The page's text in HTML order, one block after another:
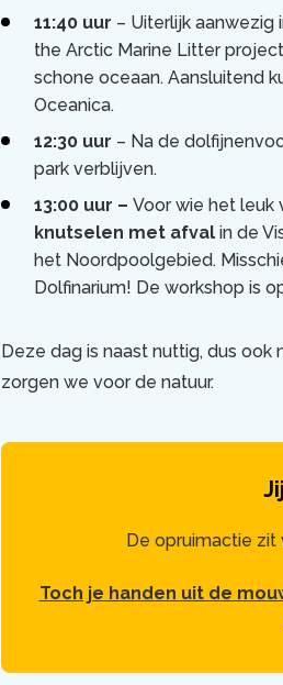
11:40 uur – Uiterlijk aanwezig
the Arctic Marine Litter
schone oceaan. Aansluitend
Oceanica.
12:30 uur – Na de
park verblijven.
13:00 uur – Voor wie het leuk
knutselen met afval in de
het Noordpoolgebied.
Dolfinarium! De workshop is
Deze dag is naast nuttig, dus
zorgen we voor de natuur.
De opruimactie zit
Toch je handen uit de